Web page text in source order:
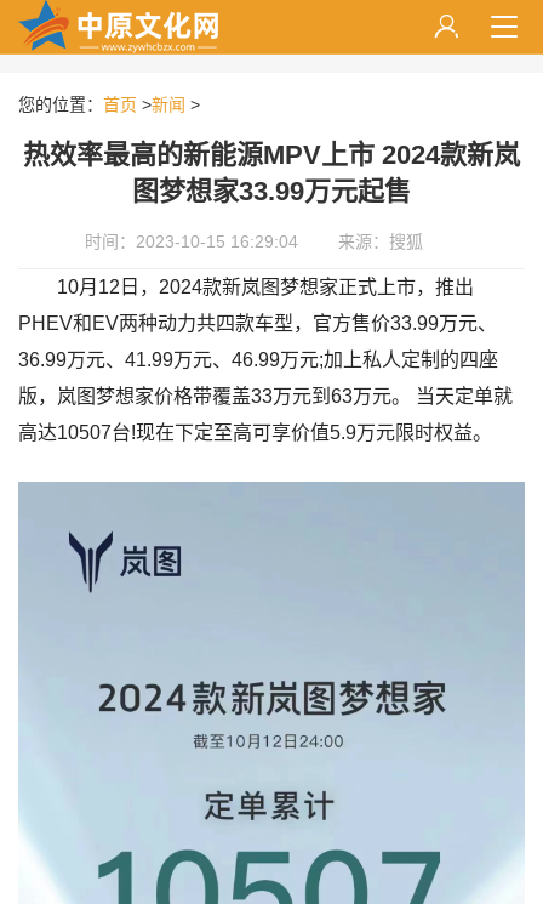
您的位置： 首页 >新闻 >
热效率最高的新能源MPV上市 2024款新岚
图梦想家33.99万元起售
时间：2023-10-15 16:29:04 来源：搜狐
10月12日，2024款新岚图梦想家正式上市，推出
PHEV和EV两种动力共四款车型，官方售价33.99万元、
36.99万元、41.99万元、46.99万元;加上私人定制的四座
版，岚图梦想家价格带覆盖33万元到63万元。 当天定单就
高达10507台!现在下定至高可享价值5.9万元限时权益。